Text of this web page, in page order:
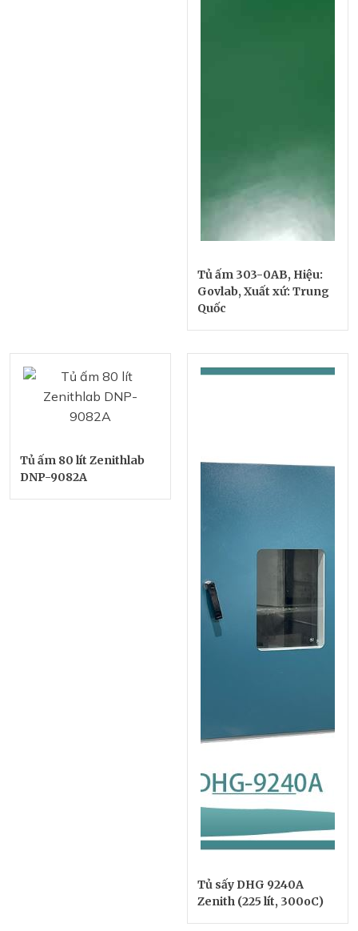
Tủ ấm 303-0AB, Hiệu:
Govlab, Xuất xứ: Trung
Quốc
Tủ ấm 80 lít Zenithlab
DNP-9082A
Tủ sấy DHG 9240A
Zenith (225 lít, 300oC)